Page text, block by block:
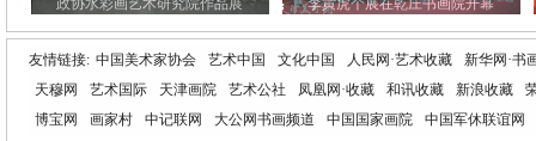
政协水彩画艺术研究院作品展 李寅虎个展在乾庄书画院开幕
友情链接: 中国美术家协会 艺术中国 文化中国 人民网·艺术收藏
新华网·书
天穆网
艺术国际 天津画院 艺术公社 凤凰网·收藏 和讯收藏 新浪收藏
博宝网
画家村 中记联网 大公网书画频道 中国国家画院 中国军休联谊网